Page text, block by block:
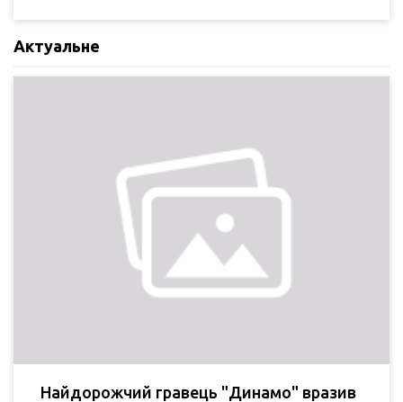
Актуальне
Найдорожчий гравець "Динамо" вразив